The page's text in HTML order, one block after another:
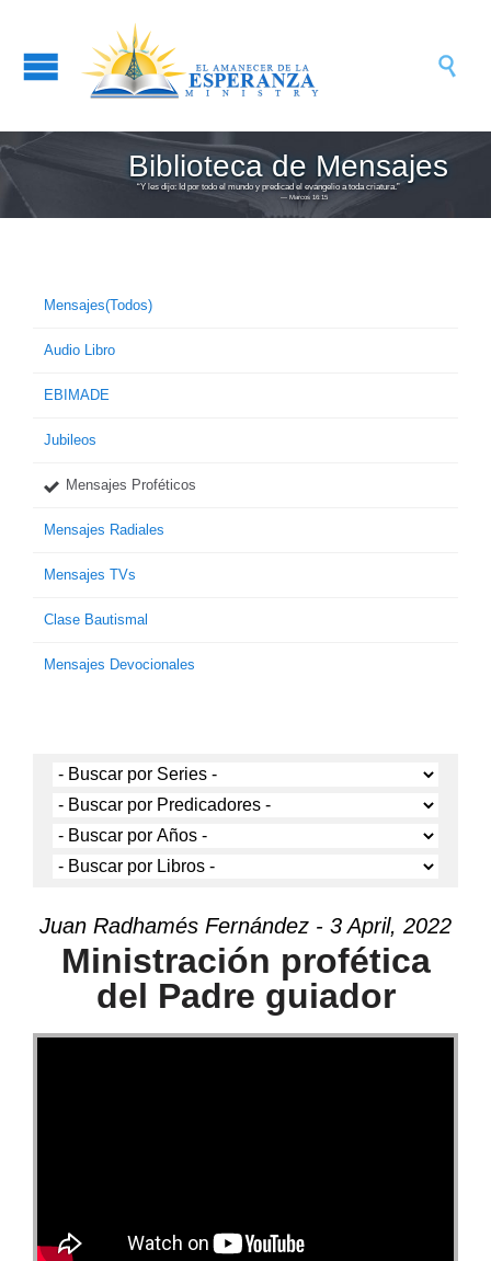

Biblioteca de Mensajes
“Y les dijo: Id por todo el mundo y predicad el evangelio a toda criatura.”
― Marcos 16:15
Mensajes(Todos)
Audio Libro
EBIMADE
Jubileos
Mensajes Proféticos
Mensajes Radiales
Mensajes TVs
Clase Bautismal
Mensajes Devocionales
Juan Radhamés Fernández - 3 April, 2022
Ministración profética
del Padre guiador